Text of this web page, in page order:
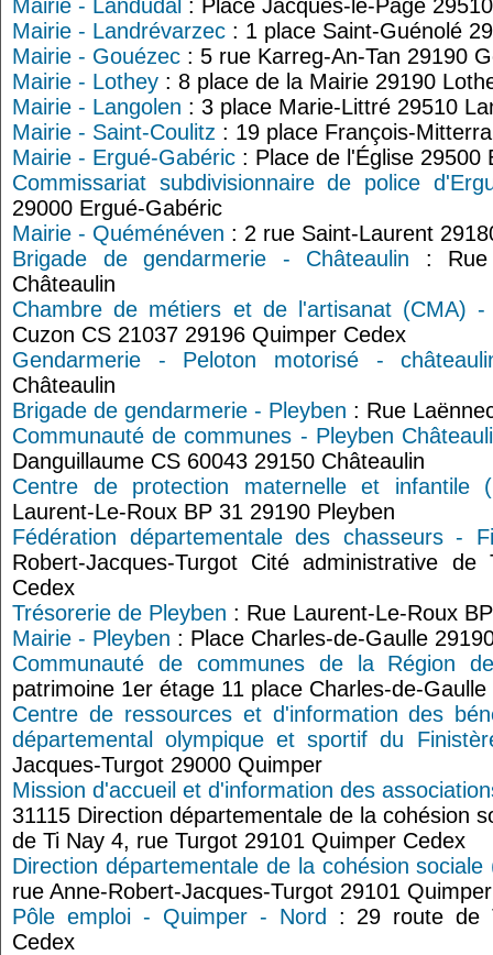
Mairie - Landudal : Place Jacques-le-Page
Mairie - Landrévarzec : 1 place Saint-Guénolé
Mairie - Gouézec : 5 rue Karreg-An-Tan 29190
Mairie - Lothey : 8 place de la Mairie 29190
Mairie - Langolen : 3 place Marie-Littré 29510
Mairie - Saint-Coulitz : 19 place François-
Mairie - Ergué-Gabéric : Place de l'Église 29500
Commissariat subdivisionnaire de police
29000 Ergué-Gabéric
Mairie - Quéménéven : 2 rue Saint-Laurent
Brigade de gendarmerie - Châteaulin : Rue
Châteaulin
Chambre de métiers et de l'artisanat (CMA) -
Cuzon CS 21037 29196 Quimper Cedex
Gendarmerie - Peloton motorisé -
Châteaulin
Brigade de gendarmerie - Pleyben : Rue
Communauté de communes - Pleyben
Danguillaume CS 60043 29150 Châteaulin
Centre de protection maternelle et infantile
Laurent-Le-Roux BP 31 29190 Pleyben
Fédération départementale des chasseurs -
Robert-Jacques-Turgot Cité administrative de
Cedex
Trésorerie de Pleyben : Rue Laurent-Le-Roux
Mairie - Pleyben : Place Charles-de-Gaulle
Communauté de communes de la Région
patrimoine 1er étage 11 place Charles-de-
Centre de ressources et d'information des
départemental olympique et sportif du
Jacques-Turgot 29000 Quimper
Mission d'accueil et d'information des
31115 Direction départementale de la cohésion
de Ti Nay 4, rue Turgot 29101 Quimper Cedex
Direction départementale de la cohésion
rue Anne-Robert-Jacques-Turgot 29101
Pôle emploi - Quimper - Nord
: 29 route de
Cedex